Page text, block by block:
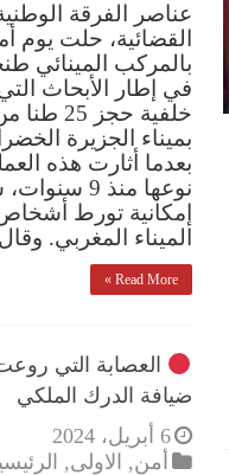
عناصر الفرقة
القضائية، حلت يوم
بالمركب المينائي
في إطار الأبحاث
خلفية
بميناء الجزيرة
بعدما أثارت هذه
نوعها منذ
إمكانية تورط
الميناء المغربي.
Read More »
العصابة التي
ضيافة الدرك الملكي
6 أبريل، 2024
أمن, الاولى,